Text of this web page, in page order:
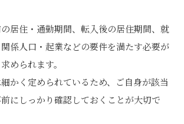
居住・通勤期間、転入後の居住期間、就
係人口・起業などの要件を満たす必要が
められます。
かく定められているため、ご自身が該当
にしっかり確認しておくことが大切で